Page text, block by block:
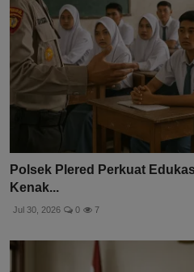
Polsek Plered Perkuat
Kenak...
Jul 30, 2026 0 7